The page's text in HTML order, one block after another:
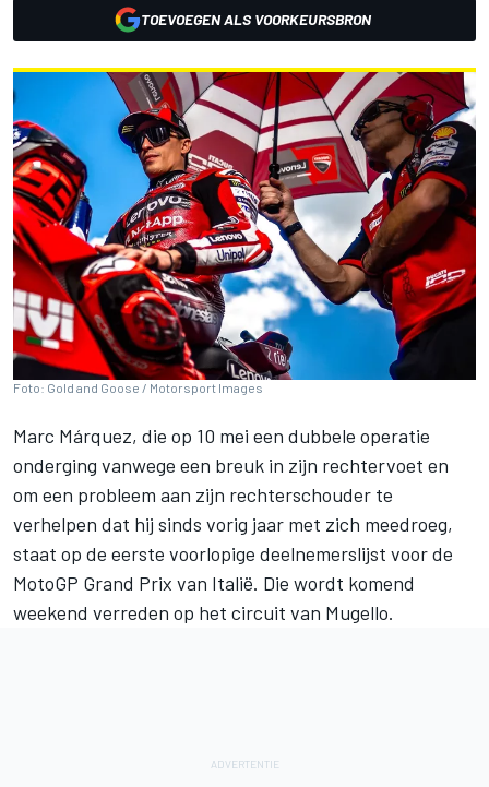
TOEVOEGEN ALS VOORKEURSBRON
Foto: Gold and Goose / Motorsport Images
Marc Márquez, die op 10 mei een dubbele operatie
onderging vanwege een breuk in zijn rechtervoet en
om een probleem aan zijn rechterschouder te
verhelpen dat hij sinds vorig jaar met zich meedroeg,
staat op de eerste voorlopige deelnemerslijst voor de
MotoGP Grand Prix van Italië. Die wordt komend
weekend verreden op het circuit van Mugello.